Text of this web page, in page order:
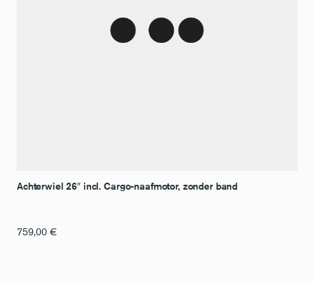
Achterwiel 26″ incl. Cargo-naafmotor, zonder band
759,00 €